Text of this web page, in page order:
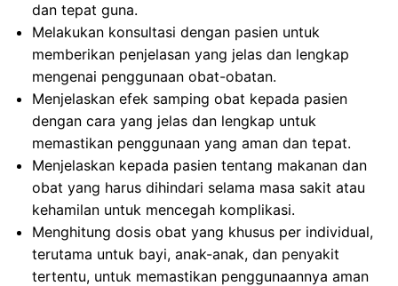
dan tepat guna.
Melakukan konsultasi dengan pasien untuk
memberikan penjelasan yang jelas dan lengkap
mengenai penggunaan obat-obatan.
Menjelaskan efek samping obat kepada pasien
dengan cara yang jelas dan lengkap untuk
memastikan penggunaan yang aman dan tepat.
Menjelaskan kepada pasien tentang makanan dan
obat yang harus dihindari selama masa sakit atau
kehamilan untuk mencegah komplikasi.
Menghitung dosis obat yang khusus per individual,
terutama untuk bayi, anak-anak, dan penyakit
tertentu, untuk memastikan penggunaannya aman